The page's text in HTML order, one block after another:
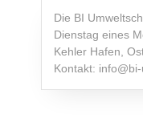
Die BI
Dienstag eines
Kehler Hafen,
Kontakt: